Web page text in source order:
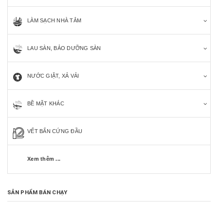
LÀM SẠCH NHÀ TẮM
LAU SÀN, BẢO DƯỠNG SÀN
NƯỚC GIẶT, XẢ VẢI
BỀ MẶT KHÁC
VẾT BẨN CỨNG ĐẦU
Xem thêm ...
SẢN PHẨM BÁN CHẠY